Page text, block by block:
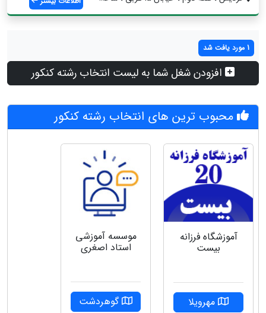
1 مورد یافت شد
افزودن شغل شما به لیست انتخاب رشته کنکور
محبوب ترین های انتخاب رشته کنکور
آموزشگاه فرزانه
بیست
مهرویلا
موسسه آموزشی
استاد اصغری
گوهردشت